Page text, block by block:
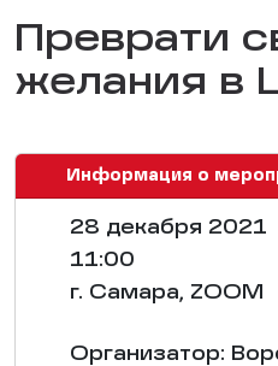
Преврати
желания в
Информация о
28 декабря 2021
11:00
г. Самара, ZOOM
Организатор: